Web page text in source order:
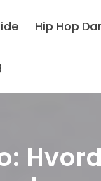
Hip Hop